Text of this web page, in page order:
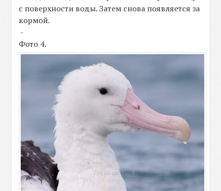
с поверхности воды. Затем снова появляется за
кормой.
-
Фото 4.